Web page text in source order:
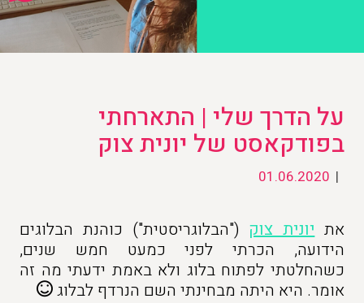
על הדרך שלי | התארחתי
בפודקאסט של יונית צוק
|
01.06.2020
אתיונית צוק ("הבלוגריסטית") כוהנת הבלוגים
הידועה, הכרתי לפני כמעט חמש שנים,
כשהחלטתי לפתוח בלוג ולא באמת ידעתי מה זה
אומר. היא היתה מבחינתי השם הנרדף לבלוג